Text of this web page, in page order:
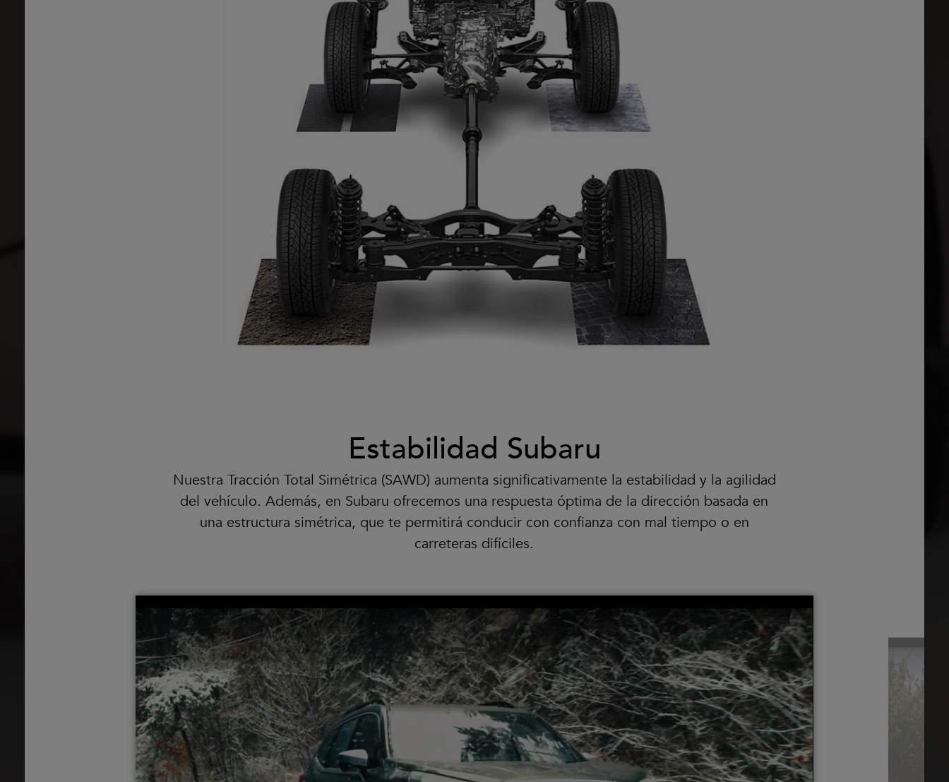
Estabilidad Subaru
Nuestra Tracción Total Simétrica (SAWD) aumenta significativamente la estabilidad y la agilidad
del vehículo. Además, en Subaru ofrecemos una respuesta óptima de la dirección basada en
una estructura simétrica, que te permitirá conducir con confianza con mal tiempo o en
carreteras difíciles.